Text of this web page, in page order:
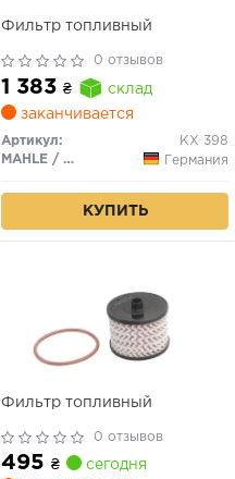
Фильтр топливный
0 отзывов
1 383 ₴
склад
заканчивается
Артикул:
KX 398
MAHLE / KNECHT
Германия
КУПИТЬ
Фильтр топливный
0 отзывов
495 ₴
сегодня